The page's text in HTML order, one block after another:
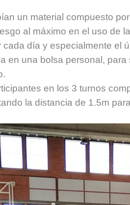
un material compuesto
al máximo en el uso de
día y especialmente el
en una bolsa personal,
en los 3 turnos
la distancia de 1.5m